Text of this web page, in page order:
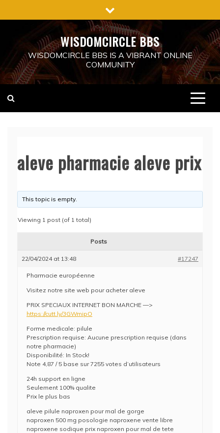
to
WISDOMCIRCLE BBS
WISDOMCIRCLE BBS IS A VIBRANT ONLINE
COMMUNITY
aleve pharmacie aleve prix
This topic is empty.
Viewing 1 post (of 1 total)
Posts
22/04/2024 at 13:48 #17247
Pharmacie européenne
Visitez notre site web pour acheter aleve
PRIX SPECIAUX INTERNET BON MARCHE —>
https://cutt.ly/3GWmipO
Forme medicale: pilule
Prescription requise: Aucune prescription requise (dans
notre pharmacie)
Disponibilité: In Stock!
Note 4,87 / 5 base sur 7255 votes d’utilisateurs
24h support en ligne
Seulement 100% qualite
Prix le plus bas
aleve pilule naproxen pour mal de gorge
naproxen 500 mg posologie naproxene vente libre
naproxene sodique prix naproxen pour mal de tete